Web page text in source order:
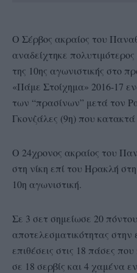
Ο Σέρβος ακραίος του
αναδείχτηκε
της 10ης αγωνιστικής στο
«Πάμε Στοίχημα» 2016-17
των “πρασίνων” μετά τον
Γκονζάλες (9η) που κατακτά
O 24χρονος ακραίος του
στη νίκη επί του Ηρακλή
10η αγωνιστική.
Σε 3 σετ σημείωσε 20
αποτελεσματικότητας στην
επιθέσεις στις 18 πάσες
σε 18 σερβίς και 4 χαμένα